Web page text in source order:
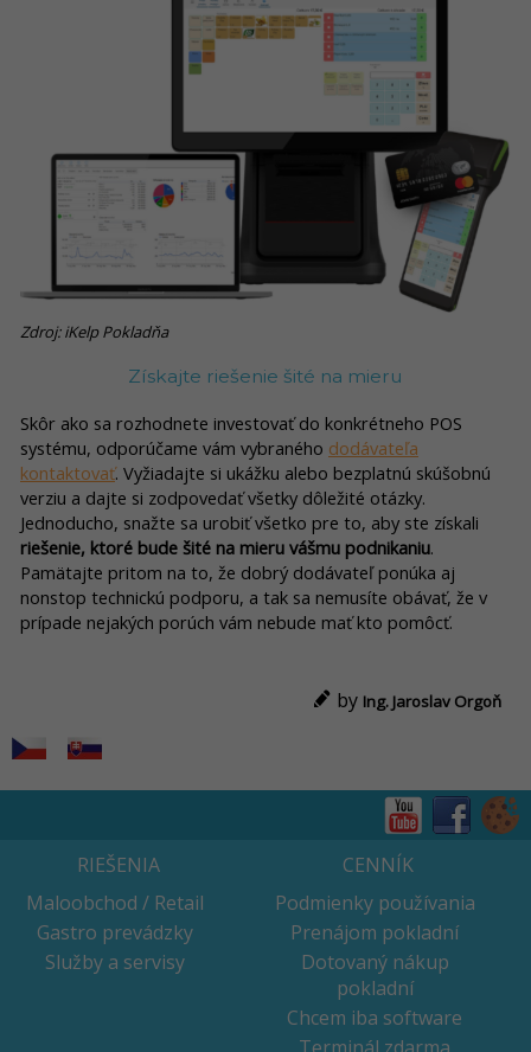
Zdroj: iKelp Pokladňa
Získajte riešenie šité na mieru
Skôr ako sa rozhodnete investovať do konkrétneho POS
systému, odporúčame vám vybraného dodávateľa
kontaktovať. Vyžiadajte si ukážku alebo bezplatnú skúšobnú
verziu a dajte si zodpovedať všetky dôležité otázky.
Jednoducho, snažte sa urobiť všetko pre to, aby ste získali
riešenie, ktoré bude šité na mieru vášmu podnikaniu.
Pamätajte pritom na to, že dobrý dodávateľ ponúka aj
nonstop technickú podporu, a tak sa nemusíte obávať, že v
prípade nejakých porúch vám nebude mať kto pomôcť.
by Ing. Jaroslav Orgoň
RIEŠENIA
Maloobchod / Retail
Gastro prevádzky
Služby a servisy
CENNÍK
Podmienky používania
Prenájom pokladní
Dotovaný nákup
pokladní
Chcem iba software